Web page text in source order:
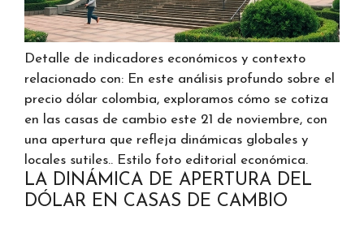
Detalle de indicadores económicos y contexto
relacionado con: En este análisis profundo sobre el
precio dólar colombia, exploramos cómo se cotiza
en las casas de cambio este 21 de noviembre, con
una apertura que refleja dinámicas globales y
locales sutiles.. Estilo foto editorial económica.
LA DINÁMICA DE APERTURA DEL
DÓLAR EN CASAS DE CAMBIO